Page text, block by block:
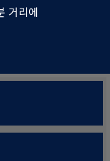
거리에